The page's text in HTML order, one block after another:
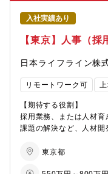
・当社にとって新規の
・当面はICT統括部員と
将来的には、ICT統括部
管理職あるいは本人の
【三井金属鉱業社の主
半導体パッケージ基板向
AIサーバー向けハイグ
排ガス浄化用触媒（世
材料（世界シェア：
以下の業務をお任せ致
ディング施策の策定～実
②全社方針と事業の戦略
トの推進と人材開発/育
受け・課題把握・分析
④事業部門との対話を通
上・その他組織と人に関
⑤社員と事業の長期的成
協議・調整業務、各種調
入社実績あり
【東京】人事（採
日本ライフライン株
リモートワーク可
【期待する役割】
採用業務、または人材
課題の解決など、人材
東京都